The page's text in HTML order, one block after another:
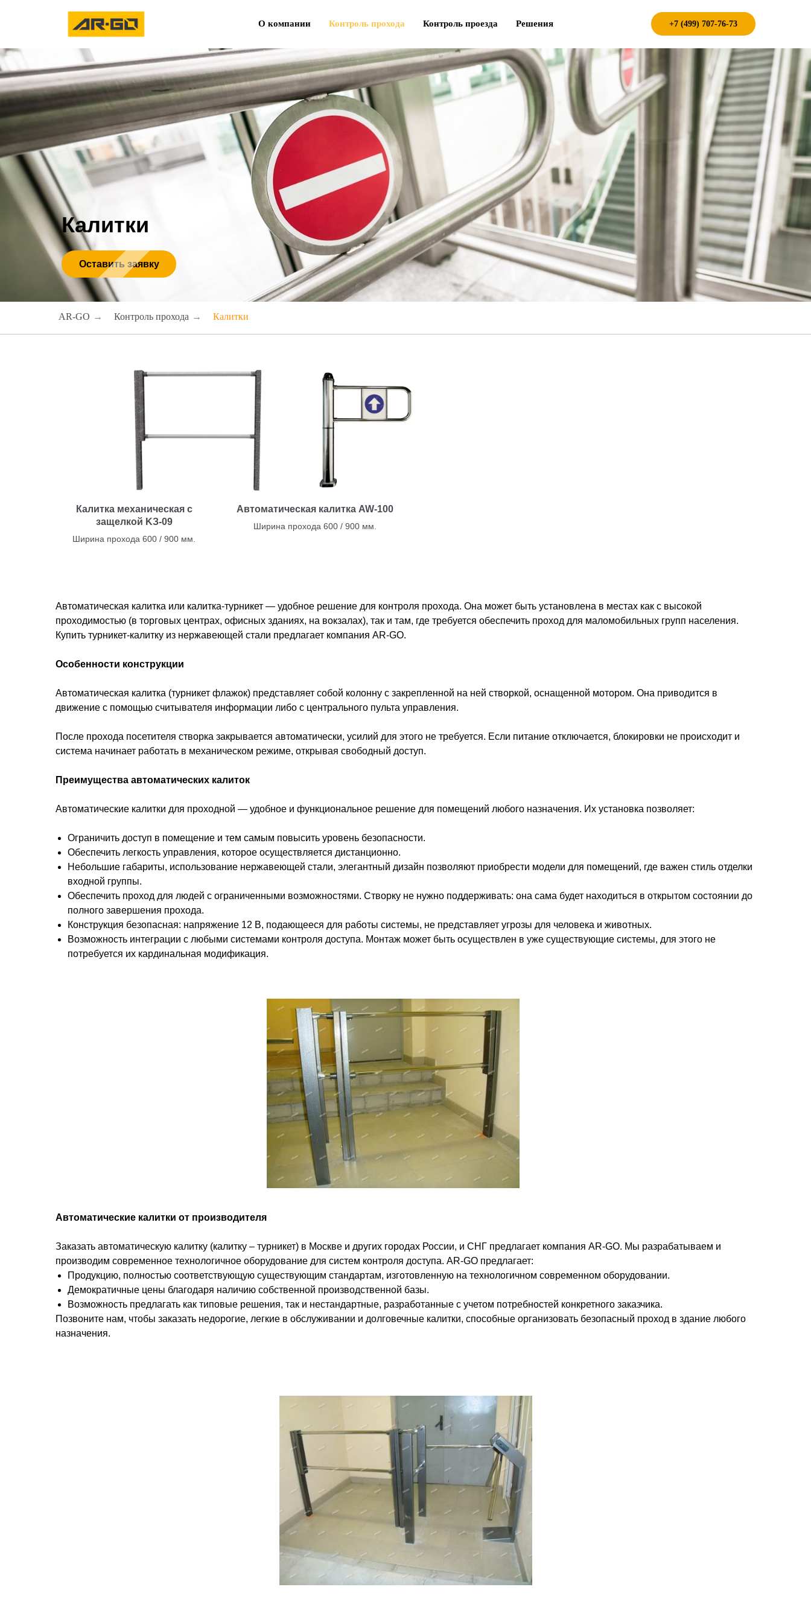
О компании Контроль прохода Контроль проезда Решения +7 (499) 707-76-73
Калитки
Оставить заявку
AR-GO → Контроль прохода → Калитки
Калитка механическая с
защелкой KЗ-09
Ширина прохода 600 / 900 мм.
Автоматическая калитка AW-100
Ширина прохода 600 / 900 мм.
Автоматическая калитка или калитка-турникет — удобное решение для контроля прохода. Она может быть установлена в местах как с высокой
проходимостью (в торговых центрах, офисных зданиях, на вокзалах), так и там, где требуется обеспечить проход для маломобильных групп населения.
Купить турникет-калитку из нержавеющей стали предлагает компания AR-GO.
Особенности конструкции
Автоматическая калитка (турникет флажок) представляет собой колонну с закрепленной на ней створкой, оснащенной мотором. Она приводится в
движение с помощью считывателя информации либо с центрального пульта управления.
После прохода посетителя створка закрывается автоматически, усилий для этого не требуется. Если питание отключается, блокировки не происходит и
система начинает работать в механическом режиме, открывая свободный доступ.
Преимущества автоматических калиток
Автоматические калитки для проходной — удобное и функциональное решение для помещений любого назначения. Их установка позволяет:
Ограничить доступ в помещение и тем самым повысить уровень безопасности.
Обеспечить легкость управления, которое осуществляется дистанционно.
Небольшие габариты, использование нержавеющей стали, элегантный дизайн позволяют приобрести модели для помещений, где важен стиль отделки
входной группы.
Обеспечить проход для людей с ограниченными возможностями. Створку не нужно поддерживать: она сама будет находиться в открытом состоянии до
полного завершения прохода.
Конструкция безопасная: напряжение 12 В, подающееся для работы системы, не представляет угрозы для человека и животных.
Возможность интеграции с любыми системами контроля доступа. Монтаж может быть осуществлен в уже существующие системы, для этого не
потребуется их кардинальная модификация.
Автоматические калитки от производителя
Заказать автоматическую калитку (калитку – турникет) в Москве и других городах России, и СНГ предлагает компания AR-GO. Мы разрабатываем и
производим современное технологичное оборудование для систем контроля доступа. AR-GO предлагает:
Продукцию, полностью соответствующую существующим стандартам, изготовленную на технологичном современном оборудовании.
Демократичные цены благодаря наличию собственной производственной базы.
Возможность предлагать как типовые решения, так и нестандартные, разработанные с учетом потребностей конкретного заказчика.
Позвоните нам, чтобы заказать недорогие, легкие в обслуживании и долговечные калитки, способные организовать безопасный проход в здание любого
назначения.